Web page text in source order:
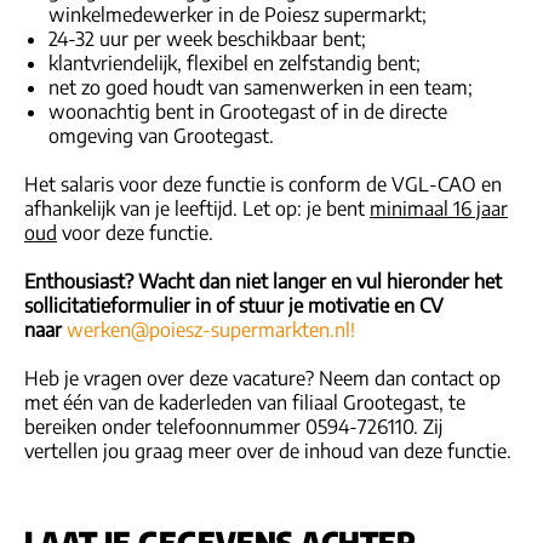
winkelmedewerker in de Poiesz supermarkt;
24-32 uur per week beschikbaar bent;
klantvriendelijk, flexibel en zelfstandig bent;
net zo goed houdt van samenwerken in een team;
woonachtig bent in Grootegast of in de directe
omgeving van Grootegast.
Het salaris voor deze functie is conform de VGL-CAO en
afhankelijk van je leeftijd. Let op: je bent minimaal 16 jaar
oud voor deze functie.
Enthousiast? Wacht dan niet langer en vul hieronder het
sollicitatieformulier in of stuur je motivatie en CV
naar werken@poiesz-supermarkten.nl!
Heb je vragen over deze vacature? Neem dan contact op
met één van de kaderleden van filiaal Grootegast, te
bereiken onder telefoonnummer 0594-726110. Zij
vertellen jou graag meer over de inhoud van deze functie.